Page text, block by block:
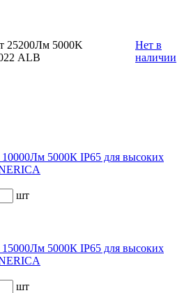
25200Лм 5000K
ALB
Нет в
наличии
5000К IP65 для высоких
шт
5000К IP65 для высоких
шт